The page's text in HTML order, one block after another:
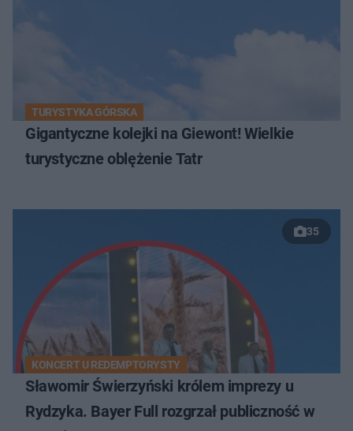
TURYSTYKA GÓRSKA
Gigantyczne kolejki na Giewont! Wielkie
turystyczne oblężenie Tatr
35
KONCERT U REDEMPTORYSTY
Sławomir Świerzyński królem imprezy u
Rydzyka. Bayer Full rozgrzał publiczność w